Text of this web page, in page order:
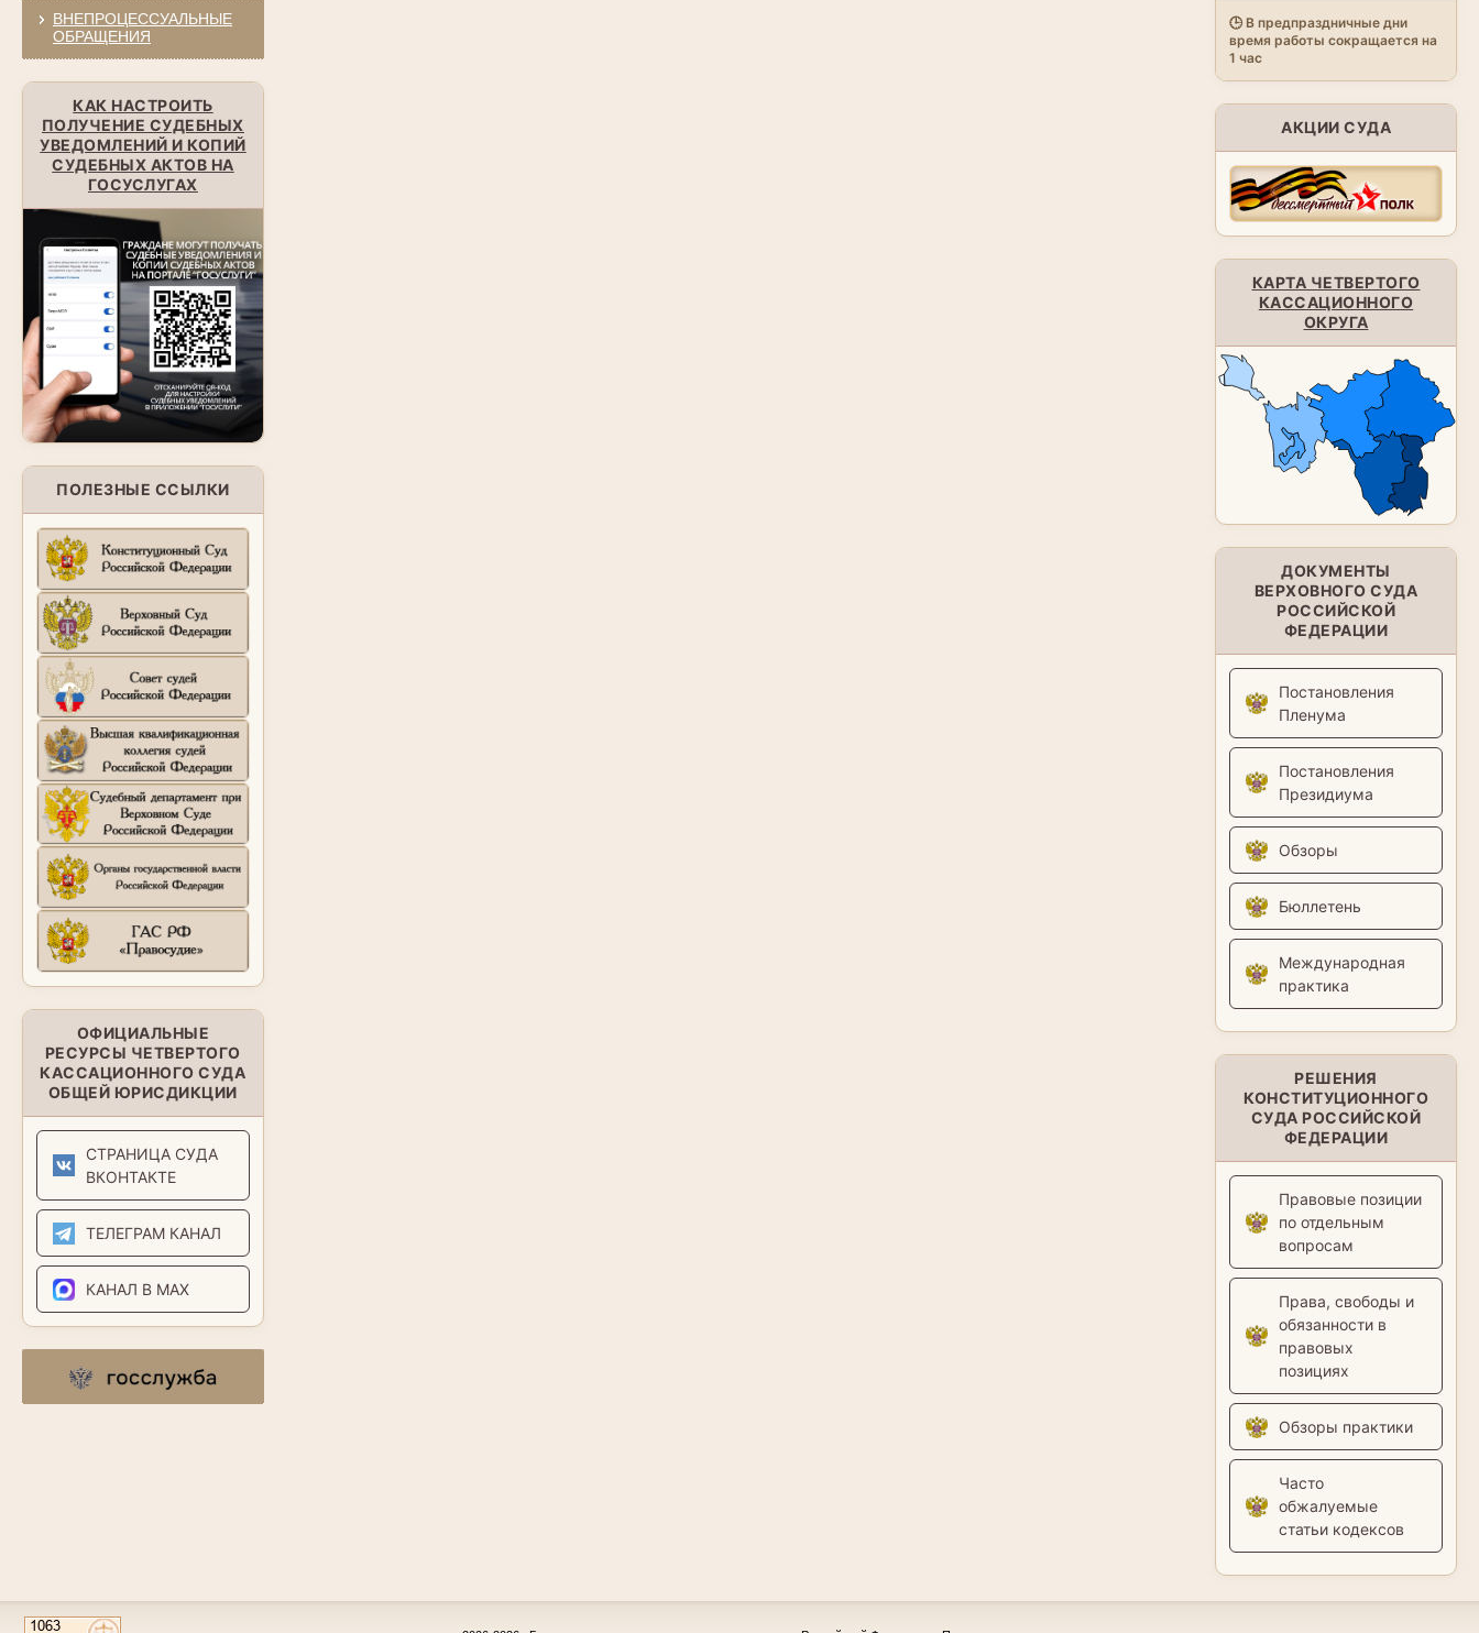
ВНЕПРОЦЕССУАЛЬНЫЕ
ОБРАЩЕНИЯ
КАК НАСТРОИТЬ
ПОЛУЧЕНИЕ СУДЕБНЫХ
УВЕДОМЛЕНИЙ И КОПИЙ
СУДЕБНЫХ АКТОВ НА
ГОСУСЛУГАХ
ПОЛЕЗНЫЕ ССЫЛКИ
ОФИЦИАЛЬНЫЕ
РЕСУРСЫ ЧЕТВЕРТОГО
КАССАЦИОННОГО СУДА
ОБЩЕЙ ЮРИСДИКЦИИ
СТРАНИЦА СУДА
ВКОНТАКТЕ
ТЕЛЕГРАМ КАНАЛ
КАНАЛ В MAX
🕒 В предпраздничные дни
время работы сокращается на
1 час
АКЦИИ СУДА
КАРТА ЧЕТВЕРТОГО
КАССАЦИОННОГО
ОКРУГА
ДОКУМЕНТЫ
ВЕРХОВНОГО СУДА
РОССИЙСКОЙ
ФЕДЕРАЦИИ
Постановления
Пленума
Постановления
Президиума
Обзоры
Бюллетень
Международная
практика
РЕШЕНИЯ
КОНСТИТУЦИОННОГО
СУДА РОССИЙСКОЙ
ФЕДЕРАЦИИ
Правовые позиции
по отдельным
вопросам
Права, свободы и
обязанности в
правовых
позициях
Обзоры практики
Часто
обжалуемые
статьи кодексов